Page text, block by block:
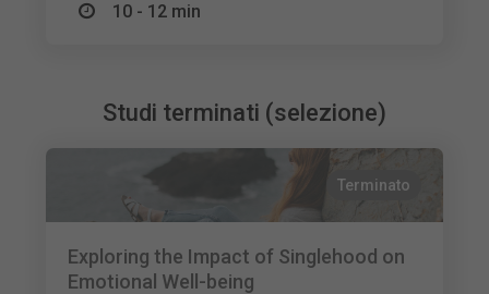
10 - 12 min
Studi terminati (selezione)
Terminato
Exploring the Impact of Singlehood on
Emotional Well-being